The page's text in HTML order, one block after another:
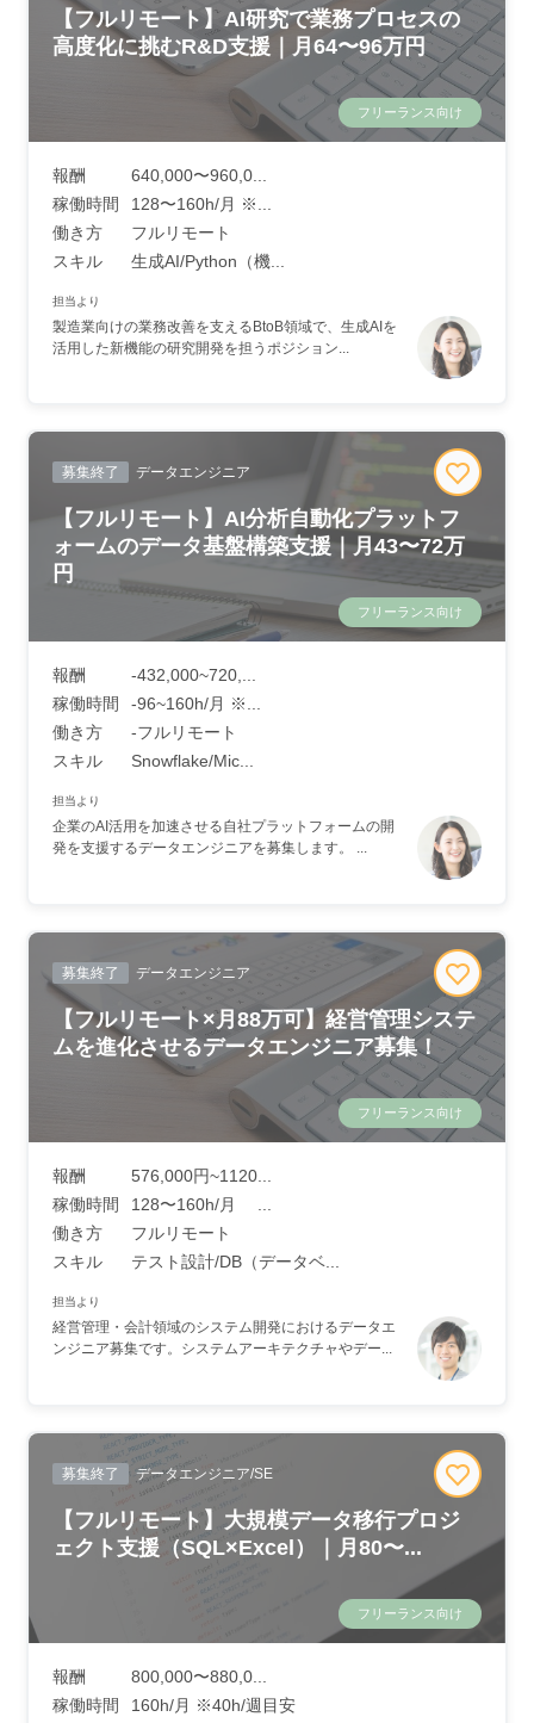
【フルリモート】AI研究で業務プロセスの
高度化に挑むR&D支援｜月64〜96万円
フリーランス向け
報酬
640,000〜960,0...
稼働時間
128〜160h/月 ※...
働き方
フルリモート
スキル
生成AI/Python（機...
担当より
製造業向けの業務改善を支えるBtoB領域で、生成AIを
活用した新機能の研究開発を担うポジション...
募集終了 データエンジニア
【フルリモート】AI分析自動化プラットフ
ォームのデータ基盤構築支援｜月43〜72万
円
フリーランス向け
報酬
-432,000~720,...
稼働時間
-96~160h/月 ※...
働き方
‐フルリモート
スキル
Snowflake/Mic...
担当より
企業のAI活用を加速させる自社プラットフォームの開
発を支援するデータエンジニアを募集します。 ...
募集終了 データエンジニア
【フルリモート×月88万可】経営管理システ
ムを進化させるデータエンジニア募集！
フリーランス向け
報酬
576,000円~1120...
稼働時間
128〜160h/月 ...
働き方
フルリモート
スキル
テスト設計/DB（データベ...
担当より
経営管理・会計領域のシステム開発におけるデータエ
ンジニア募集です。システムアーキテクチャやデー...
募集終了 データエンジニア/SE
【フルリモート】大規模データ移行プロジ
ェクト支援（SQL×Excel）｜月80〜...
フリーランス向け
報酬
800,000〜880,0...
稼働時間
160h/月 ※40h/週目安